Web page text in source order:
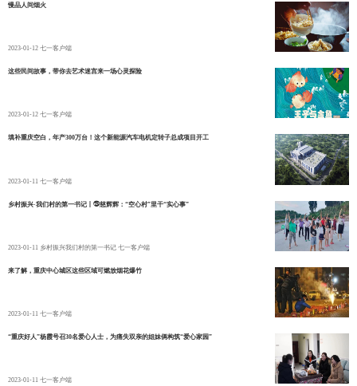
慢品人间烟火
2023-01-12 七一客户端
这些民间故事，带你去艺术迷宫来一场心灵探险
2023-01-12 七一客户端
填补重庆空白，年产300万台！这个新能源汽车电机定转子总成项目开工
2023-01-11 七一客户端
乡村振兴·我们村的第一书记丨㉕慈辉辉：“空心村”里干“实心事”
2023-01-11 乡村振兴我们村的第一书记 七一客户端
来了解，重庆中心城区这些区域可燃放烟花爆竹
2023-01-11 七一客户端
“重庆好人”杨霞号召30名爱心人士，为痛失双亲的姐妹俩构筑“爱心家园”
2023-01-11 七一客户端